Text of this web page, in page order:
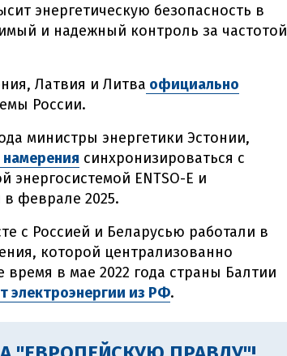
энергетическую безопасность в
и надежный контроль за частотой
Латвия и Литва официально
России.
министры энергетики Эстонии,
синхронизироваться с
энергосистемой ENTSO-E и
в феврале 2025.
с Россией и Беларусью работали в
которой централизованно
в мае 2022 года страны Балтии
электроэнергии из РФ.